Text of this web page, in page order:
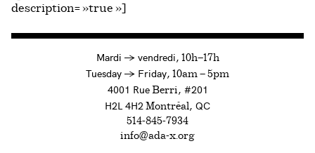
description= »true »]
Mardi →à
vendredi, 10h—17h
Tuesday →toFriday, 10am — 5pm
4001 RueBerri, #201
H2L 4H2 Montréal, QC
514-845-7934
info@ada-x.org